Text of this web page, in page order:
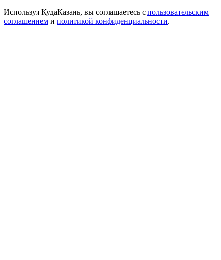
Используя КудаКазань, вы соглашаетесь с пользовательским
соглашением и политикой конфиденциальности.